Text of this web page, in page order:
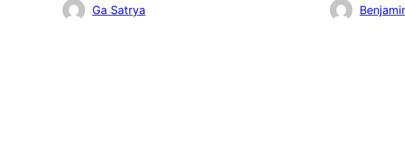
Collaboratori
Ga Satrya